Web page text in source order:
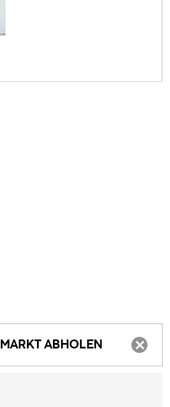
MARKT ABHOLEN